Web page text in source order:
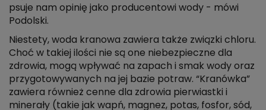
psuje nam opinię jako producentowi wody - mówi
Podolski.
Niestety, woda kranowa zawiera także związki chloru.
Choć w takiej ilości nie są one niebezpieczne dla
zdrowia, mogą wpływać na zapach i smak wody oraz
przygotowywanych na jej bazie potraw. “Kranówka”
zawiera również cenne dla zdrowia pierwiastki i
minerały (takie jak wapń, magnez, potas, fosfor, sód,